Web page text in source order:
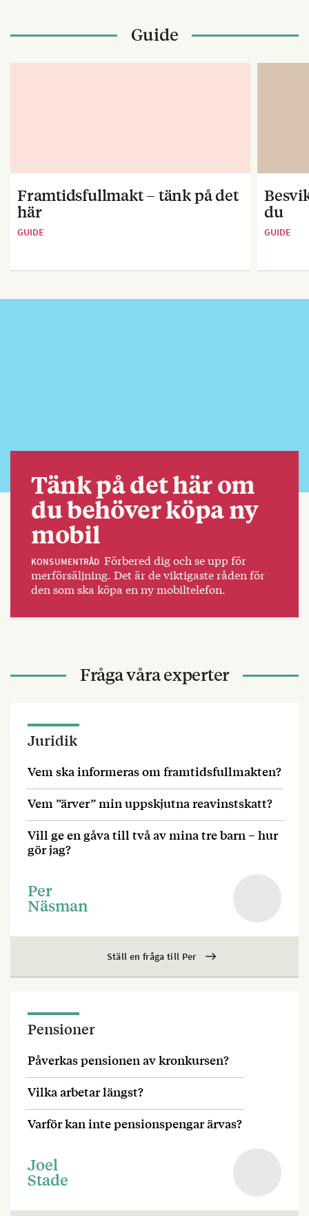
Guide
Framtidsfullmakt – tänk på det
här
GUIDE
du
GUIDE
Tänk på det här om
du behöver köpa ny
mobil
KONSUMENTRÅD Förbered dig och se upp för
merförsäljning. Det är de viktigaste råden för
den som ska köpa en ny mobiltelefon.
Fråga våra experter
Juridik
Vem ska informeras om framtidsfullmakten?
Vem ”ärver” min uppskjutna reavinstskatt?
Vill ge en gåva till två av mina tre barn – hur
gör jag?
Per
Näsman
Ställ en fråga till Per
Pensioner
Påverkas pensionen av kronkursen?
Vilka arbetar längst?
Varför kan inte pensionspengar ärvas?
Joel
Stade